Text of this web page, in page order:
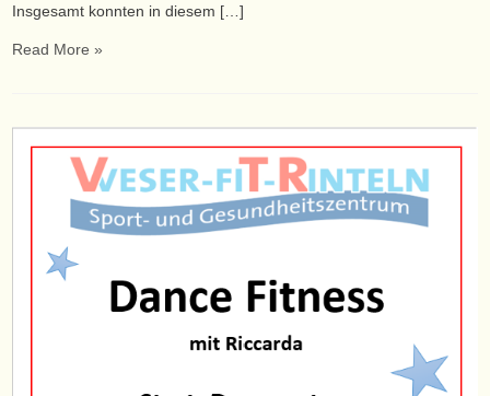
Insgesamt konnten in diesem […]
Read More »